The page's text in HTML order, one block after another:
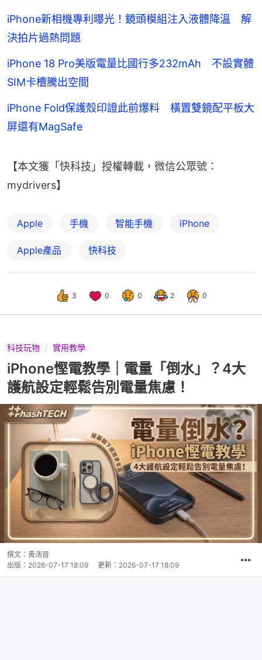
iPhone新相機專利曝光！鏡頭模組注入液體降溫 解
決拍片過熱問題
iPhone 18 Pro美版電量比國行多232mAh 不設實體
SIM卡槽騰出空間
iPhone Fold保護殼印證此前爆料 橫置雙鏡配平板大
屏還有MagSafe
【本文獲「快科技」授權轉載，微信公眾號：
mydrivers】
Apple 手機 智能手機 iPhone
Apple產品 快科技
3 0 0 2 0
科技玩物 實用教學
iPhone慳電教學｜電量「倒水」？4大
護航設定輕鬆告別電量焦慮！
撰文： 黃浩晉
出版： 2026-07-17 18:09 更新： 2026-07-17 18:09